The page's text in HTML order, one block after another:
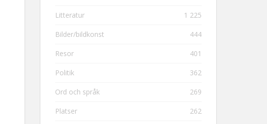
Litteratur 1 225
Bilder/bildkonst 444
Resor 401
Politik 362
Ord och språk 269
Platser 262